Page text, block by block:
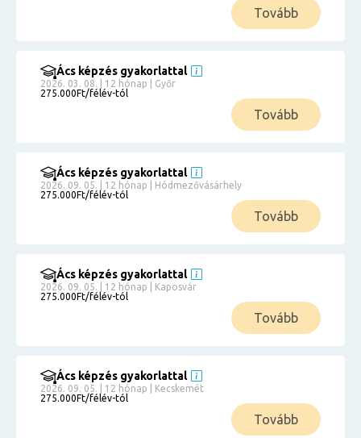
Tovább
Ács képzés gyakorlattal
2026. 03. 08. | 12 hónap | Győr
275.000Ft/félév-tól
Tovább
Ács képzés gyakorlattal
2026. 09. 05. | 12 hónap | Hódmezővásárhely
275.000Ft/félév-tól
Tovább
Ács képzés gyakorlattal
2026. 09. 05. | 12 hónap | Kaposvár
275.000Ft/félév-tól
Tovább
Ács képzés gyakorlattal
2026. 09. 05. | 12 hónap | Kecskemét
275.000Ft/félév-tól
Tovább